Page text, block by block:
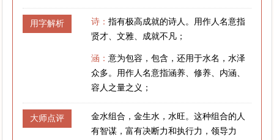
用字解析 诗：指有极高成就的诗人。用作人名意指
贤才、文雅、成就不凡；
涵：意为包容，包含，还用于水名，水泽
众多。用作人名意指涵养、修养、内涵、
容人之量之义；
大师点评
金水组合，金生水，水旺。这种组合的人
有智谋，富有决断力和执行力，领导力